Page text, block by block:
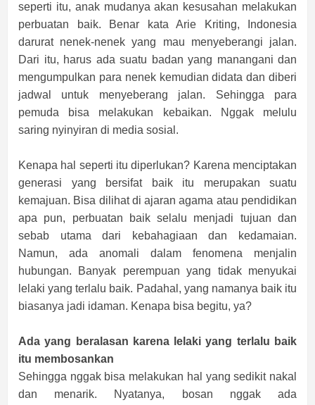
seperti itu, anak mudanya akan kesusahan melakukan
perbuatan baik. Benar kata Arie Kriting, Indonesia
darurat nenek-nenek yang mau menyeberangi jalan.
Dari itu, harus ada suatu badan yang manangani dan
mengumpulkan para nenek kemudian didata dan diberi
jadwal untuk menyeberang jalan. Sehingga para
pemuda bisa melakukan kebaikan. Nggak melulu
saring nyinyiran di media sosial.
Kenapa hal seperti itu diperlukan? Karena menciptakan
generasi yang bersifat baik itu merupakan suatu
kemajuan. Bisa dilihat di ajaran agama atau pendidikan
apa pun, perbuatan baik selalu menjadi tujuan dan
sebab utama dari kebahagiaan dan kedamaian.
Namun, ada anomali dalam fenomena menjalin
hubungan. Banyak perempuan yang tidak menyukai
lelaki yang terlalu baik. Padahal, yang namanya baik itu
biasanya jadi idaman. Kenapa bisa begitu, ya?
Ada yang beralasan karena lelaki yang terlalu baik
itu membosankan
Sehingga nggak bisa melakukan hal yang sedikit nakal
dan menarik. Nyatanya, bosan nggak ada